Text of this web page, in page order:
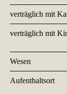
verträglich mit
verträglich mit
Wesen
Aufenthaltsort